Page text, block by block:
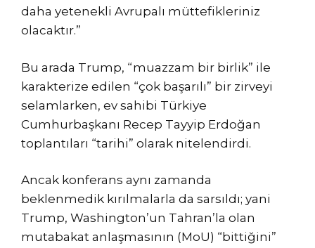
daha yetenekli Avrupalı ​​müttefikleriniz
olacaktır.”
Bu arada Trump, “muazzam bir birlik” ile
karakterize edilen “çok başarılı” bir zirveyi
selamlarken, ev sahibi Türkiye
Cumhurbaşkanı Recep Tayyip Erdoğan
toplantıları “tarihi” olarak nitelendirdi.
Ancak konferans aynı zamanda
beklenmedik kırılmalarla da sarsıldı; yani
Trump, Washington’un Tahran’la olan
mutabakat anlaşmasının (MoU) “bittiğini”